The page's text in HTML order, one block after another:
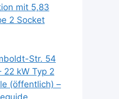
mit 5,83
2 Socket
Str. 54
22 kW Typ 2
(öffentlich) –